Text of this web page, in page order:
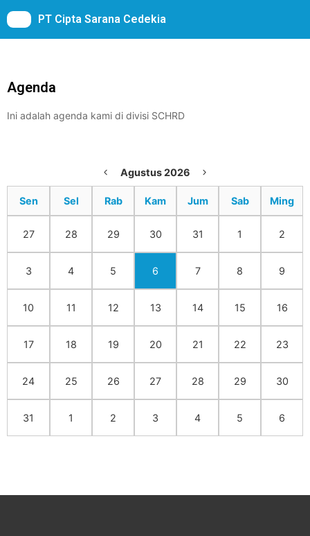
PT Cipta Sarana Cedekia
Agenda
Ini adalah agenda kami di divisi SCHRD
Agustus 2026
Sen Sel Rab Kam Jum Sab Ming
27 28 29 30 31 1 2
3 4 5 6 7 8 9
10 11 12 13 14 15 16
17 18 19 20 21 22 23
24 25 26 27 28 29 30
31 1 2 3 4 5 6